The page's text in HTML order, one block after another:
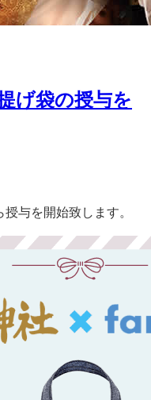
げ袋の授与を
与を開始致します。